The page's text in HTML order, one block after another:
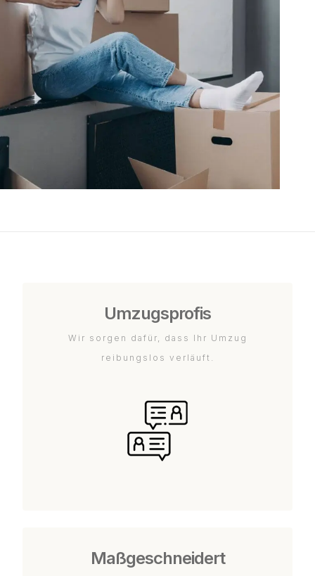
Umzugsprofis
Wir sorgen dafür, dass Ihr Umzug
reibungslos verläuft.
Maßgeschneidert